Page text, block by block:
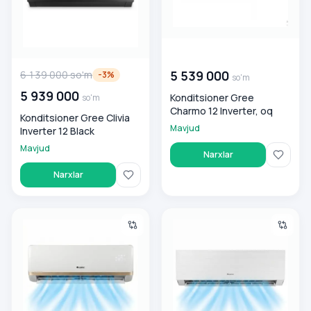
6 139 000so'm -3%
5 939 000 so'm
Konditsioner Gree Clivia
Inverter 12 Black
Mavjud
Narxlar
5 539 000 so'm
Konditsioner Gree
Charmo 12 Inverter, oq
Mavjud
Narxlar